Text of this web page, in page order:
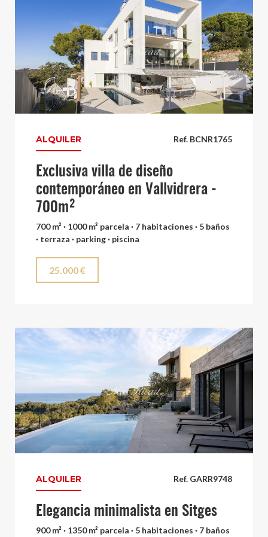
Ref. BCNR1765
ALQUILER
Exclusiva villa de diseño
contemporáneo en Vallvidrera -
700m²
700 m² · 1000 m² parcela · 7 habitaciones · 5 baños
· terraza · parking · piscina
25.000 €
Ref. GARR9748
ALQUILER
Elegancia minimalista en Sitges
900 m² · 1350 m² parcela · 5 habitaciones · 7 baños